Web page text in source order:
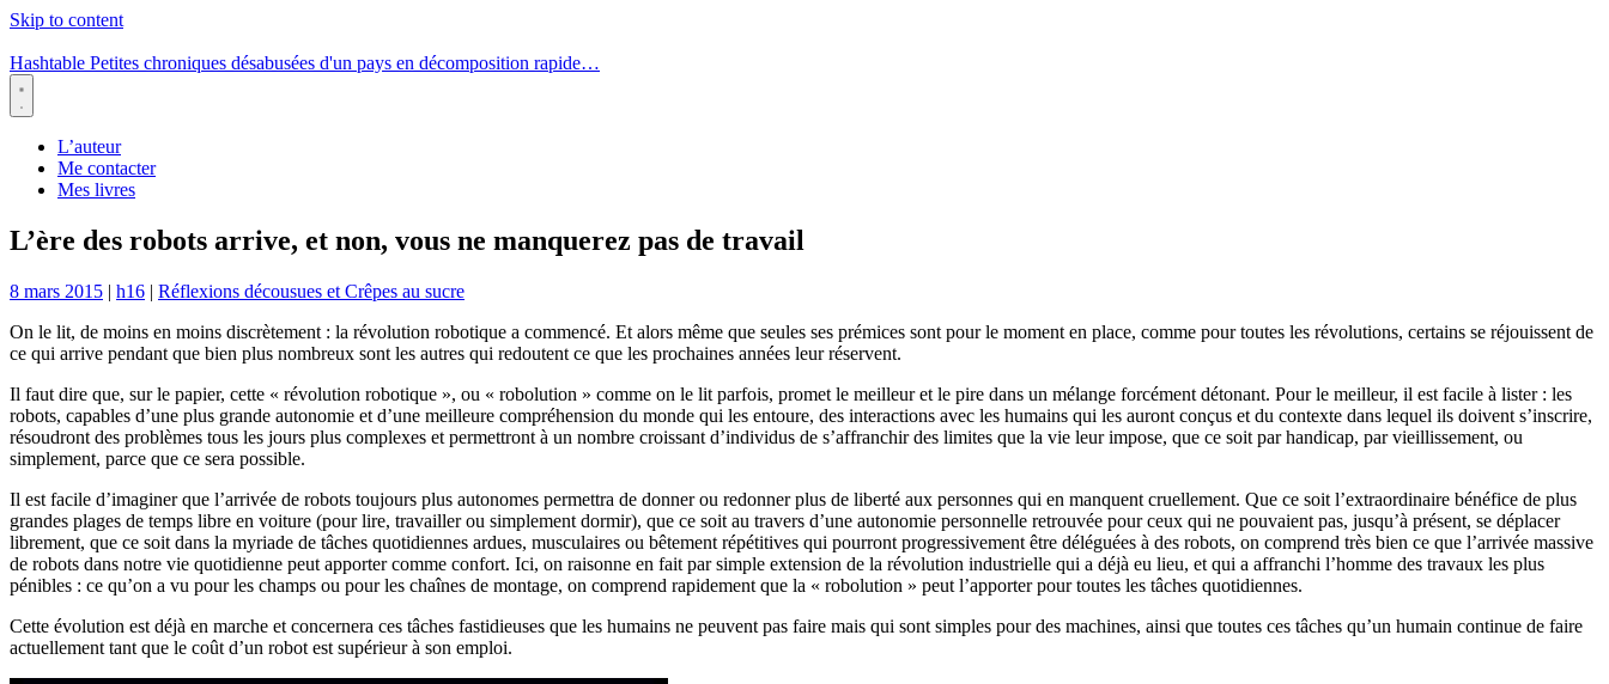
Skip to content
Hashtable Petites chroniques désabusées d'un pays en décomposition rapide…
Menu
L’auteur
Me contacter
Mes livres
L’ère des robots arrive, et non, vous ne manquerez pas de travail
8 mars 2015 | h16 | Réflexions décousues et Crêpes au sucre
On le lit, de moins en moins discrètement : la révolution robotique a commencé. Et alors même que seules ses prémices sont pour le moment en place, comme pour toutes les révolutions, certains se réjouissent de
ce qui arrive pendant que bien plus nombreux sont les autres qui redoutent ce que les prochaines années leur réservent.
Il faut dire que, sur le papier, cette « révolution robotique », ou « robolution » comme on le lit parfois, promet le meilleur et le pire dans un mélange forcément détonant. Pour le meilleur, il est facile à lister : les
robots, capables d’une plus grande autonomie et d’une meilleure compréhension du monde qui les entoure, des interactions avec les humains qui les auront conçus et du contexte dans lequel ils doivent s’inscrire,
résoudront des problèmes tous les jours plus complexes et permettront à un nombre croissant d’individus de s’affranchir des limites que la vie leur impose, que ce soit par handicap, par vieillissement, ou
simplement, parce que ce sera possible.
Il est facile d’imaginer que l’arrivée de robots toujours plus autonomes permettra de donner ou redonner plus de liberté aux personnes qui en manquent cruellement. Que ce soit l’extraordinaire bénéfice de plus
grandes plages de temps libre en voiture (pour lire, travailler ou simplement dormir), que ce soit au travers d’une autonomie personnelle retrouvée pour ceux qui ne pouvaient pas, jusqu’à présent, se déplacer
librement, que ce soit dans la myriade de tâches quotidiennes ardues, musculaires ou bêtement répétitives qui pourront progressivement être déléguées à des robots, on comprend très bien ce que l’arrivée massive
de robots dans notre vie quotidienne peut apporter comme confort. Ici, on raisonne en fait par simple extension de la révolution industrielle qui a déjà eu lieu, et qui a affranchi l’homme des travaux les plus
pénibles : ce qu’on a vu pour les champs ou pour les chaînes de montage, on comprend rapidement que la « robolution » peut l’apporter pour toutes les tâches quotidiennes.
Cette évolution est déjà en marche et concernera ces tâches fastidieuses que les humains ne peuvent pas faire mais qui sont simples pour des machines, ainsi que toutes ces tâches qu’un humain continue de faire
actuellement tant que le coût d’un robot est supérieur à son emploi.